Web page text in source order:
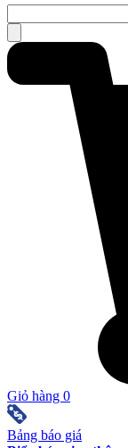
Giỏ hàng 0
Bảng báo giá